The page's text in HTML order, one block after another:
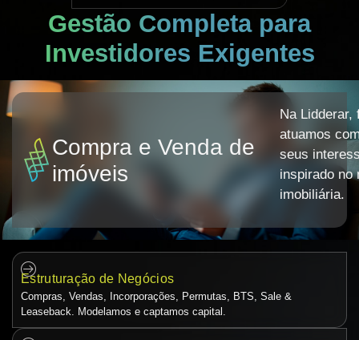
Gestão Completa para
Investidores Exigentes
Compra e Venda de
imóveis
Na Lidderar,
atuamos
seus
inspirado no
imobiliária.
Estruturação de Negócios
Compras, Vendas, Incorporações, Permutas, BTS, Sale &
Leaseback. Modelamos e captamos capital.